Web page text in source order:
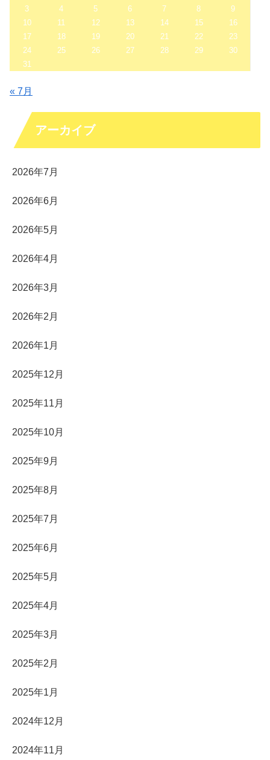
3
4 5 6 7 8
9
10
11 12 13 14 15
16
17
18 19 20 21 22
23
24
25 26 27 28 29
30
31
« 7月
アーカイブ
2026年7月
2026年6月
2026年5月
2026年4月
2026年3月
2026年2月
2026年1月
2025年12月
2025年11月
2025年10月
2025年9月
2025年8月
2025年7月
2025年6月
2025年5月
2025年4月
2025年3月
2025年2月
2025年1月
2024年12月
2024年11月